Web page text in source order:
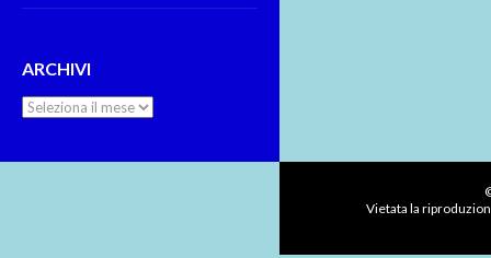
ARCHIVI
Archivi
Vietata la